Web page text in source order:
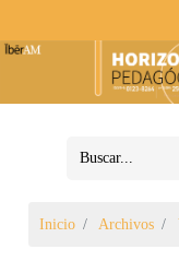
Inicio Archivos